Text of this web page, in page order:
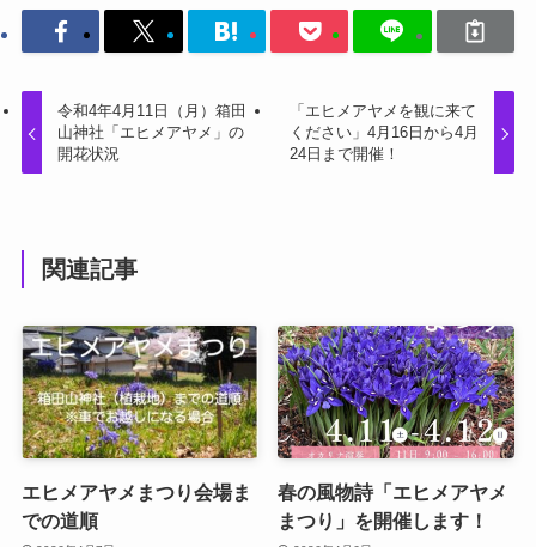
令和4年4月11日（月）箱田
山神社「エヒメアヤメ」の
開花状況
「エヒメアヤメを観に来て
ください」4月16日から4月
24日まで開催！
関連記事
エヒメアヤメまつり会場ま
での道順
春の風物詩「エヒメアヤメ
まつり」を開催します！